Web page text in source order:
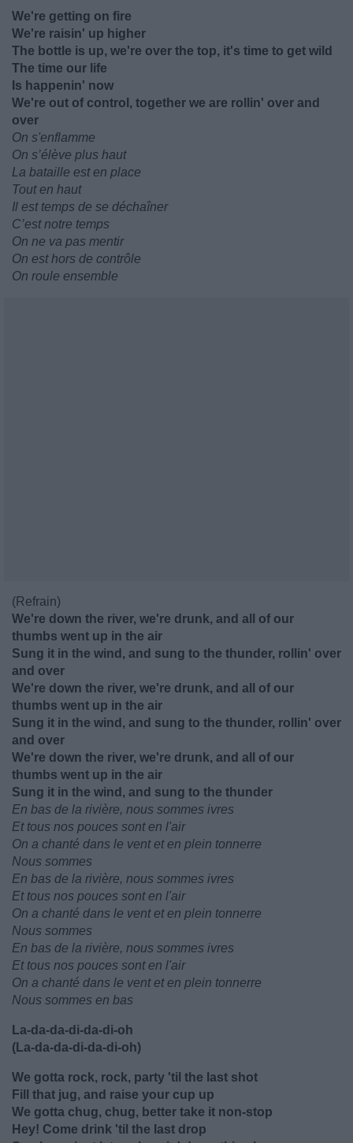
We're getting on fire
We're raisin' up higher
The bottle is up, we're over the top, it's time to get wild
The time our life
Is happenin' now
We're out of control, together we are rollin' over and
over
On s'enflamme
On s’élève plus haut
La bataille est en place
Tout en haut
Il est temps de se déchaîner
C’est notre temps
On ne va pas mentir
On est hors de contrôle
On roule ensemble
(Refrain)
We're down the river, we're drunk, and all of our
thumbs went up in the air
Sung it in the wind, and sung to the thunder, rollin' over
and over
We're down the river, we're drunk, and all of our
thumbs went up in the air
Sung it in the wind, and sung to the thunder, rollin' over
and over
We're down the river, we're drunk, and all of our
thumbs went up in the air
Sung it in the wind, and sung to the thunder
En bas de la rivière, nous sommes ivres
Et tous nos pouces sont en l'air
On a chanté dans le vent et en plein tonnerre
Nous sommes
En bas de la rivière, nous sommes ivres
Et tous nos pouces sont en l'air
On a chanté dans le vent et en plein tonnerre
Nous sommes
En bas de la rivière, nous sommes ivres
Et tous nos pouces sont en l'air
On a chanté dans le vent et en plein tonnerre
Nous sommes en bas
La-da-da-di-da-di-oh
(La-da-da-di-da-di-oh)
We gotta rock, rock, party 'til the last shot
Fill that jug, and raise your cup up
We gotta chug, chug, better take it non-stop
Hey! Come drink 'til the last drop